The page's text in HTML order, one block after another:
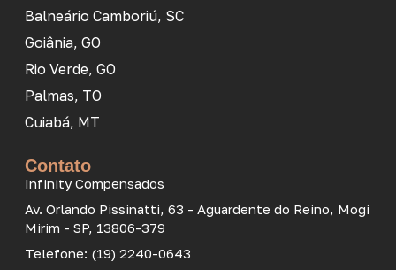
Balneário Camboriú, SC
Goiânia, GO
Rio Verde, GO
Palmas, TO
Cuiabá, MT
Contato
Infinity Compensados
Av. Orlando Pissinatti, 63 - Aguardente do Reino, Mogi
Mirim - SP, 13806-379
Telefone: (19) 2240-0643